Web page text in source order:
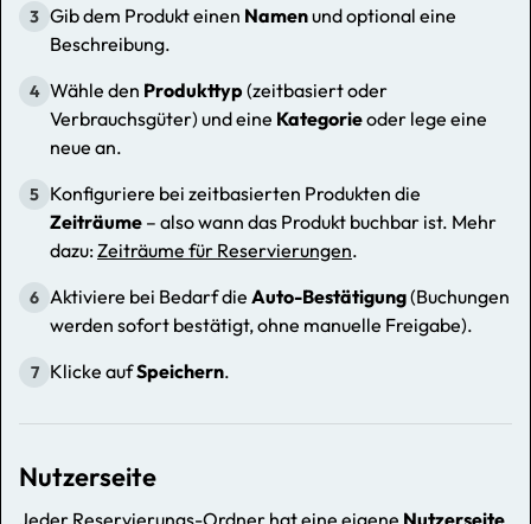
3 Gib dem Produkt einen Namenund optional eine
Beschreibung.
4 Wähle den Produkttyp (zeitbasiert oder
Verbrauchsgüter) und eine Kategorieoder lege eine
neue an.
5 Konfiguriere bei zeitbasierten Produkten die
Zeiträume – also wann das Produkt buchbar ist. Mehr
dazu:Zeiträume für Reservierungen.
6 Aktiviere bei Bedarf die Auto-Bestätigung(Buchungen
werden sofort bestätigt, ohne manuelle Freigabe).
7 Klicke aufSpeichern.
Nutzerseite
Jeder Reservierungs-Ordner hat eine eigene Nutzerseite